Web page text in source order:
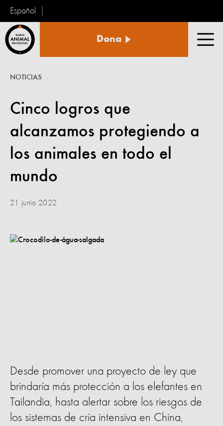
Español
Animal
Dona
Cinco logros que
alcanzamos protegiendo a
los animales en todo el
mundo
NOTICIAS
21 junio 2022
Desde promover una proyecto de ley que
brindaría más protección a los elefantes en
Tailandia, hasta alertar sobre los riesgos de
los sistemas de cría intensiva en China,